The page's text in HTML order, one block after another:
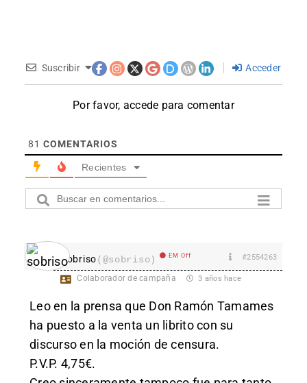
Suscribir Acceder
Por favor, accede para comentar
81 COMENTARIOS
Recientes
sobriso(@sobriso) EM Off #2554263
Colaborador de campaña 3 años hace
Leo en la prensa que Don Ramón Tamames
ha puesto a la venta un librito con su
discurso en la moción de censura.
P.V.P. 4,75€.